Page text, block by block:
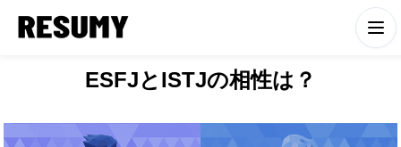
ESFJとISTJの相性は？